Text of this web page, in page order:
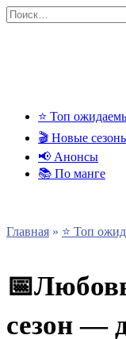
Перейти
к
Search
for:
⭐ Топ
🎬 Новые
📢 Анонсы
📚 По манге
Главная » ⭐ Топ
сезон —